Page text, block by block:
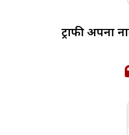
ट्राफी अपना